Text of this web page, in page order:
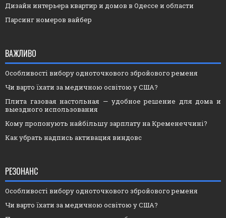
Дизайн интерьера квартир и домов в Одессе и области
Парсинг номеров вайбер
ВАЖЛИВО
Особливості вибору одноточкового збройового ременя
Чи варто їхати за медичною освітою у США?
Плита газовая настольная — удобное решение для дома и
выездного использования
Кому пропонують найбільшу зарплату на Кременеччині?
Как убрать надпись активация виндовс
РЕЗОНАНС
Особливості вибору одноточкового збройового ременя
Чи варто їхати за медичною освітою у США?